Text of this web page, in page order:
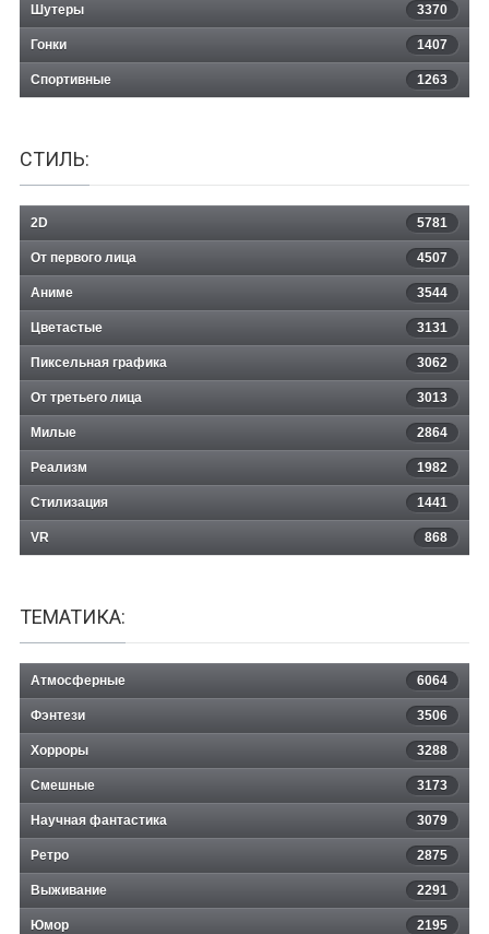
Шутеры 3370
Гонки 1407
Спортивные 1263
СТИЛЬ:
2D 5781
От первого лица 4507
Аниме 3544
Цветастые 3131
Пиксельная графика 3062
От третьего лица 3013
Милые 2864
Реализм 1982
Стилизация 1441
VR 868
ТЕМАТИКА:
Атмосферные 6064
Фэнтези 3506
Хорроры 3288
Смешные 3173
Научная фантастика 3079
Ретро 2875
Выживание 2291
Юмор 2195